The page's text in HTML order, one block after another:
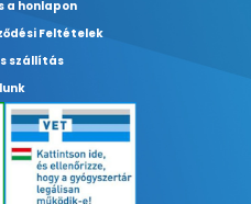
a honlapon
Feltételek
szállítás